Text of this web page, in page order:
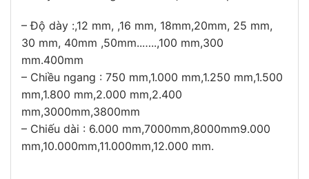
– Độ dày :,12 mm, ,16 mm, 18mm,20mm, 25 mm,
30 mm, 40mm ,50mm..…..,100 mm,300
mm.400mm
– Chiều ngang : 750 mm,1.000 mm,1.250 mm,1.500
mm,1.800 mm,2.000 mm,2.400
mm,3000mm,3800mm
– Chiếu dài : 6.000 mm,7000mm,8000mm9.000
mm,10.000mm,11.000mm,12.000 mm.